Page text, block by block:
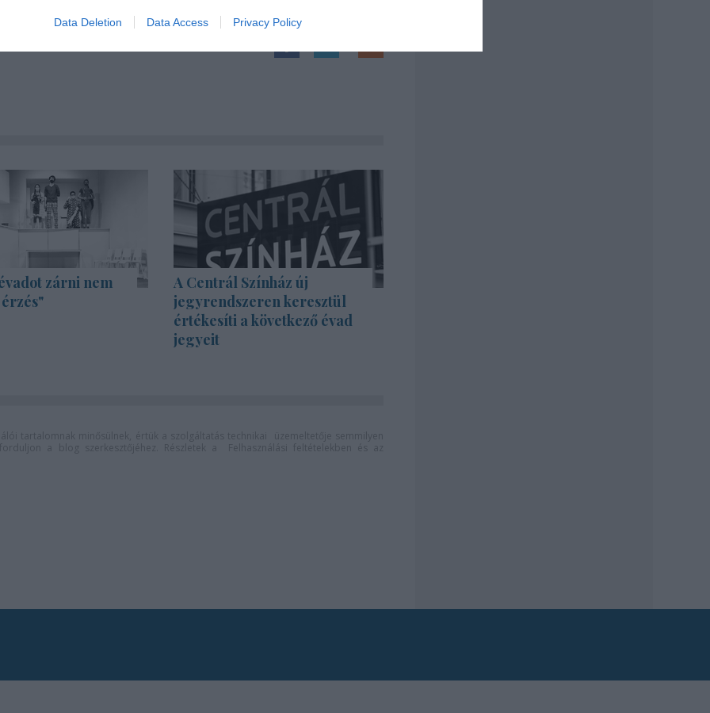
Data Deletion Data Access Privacy Policy
zárni nem
A Centrál Színház új
jegyrendszeren keresztül
értékesíti a következő évad
jegyeit